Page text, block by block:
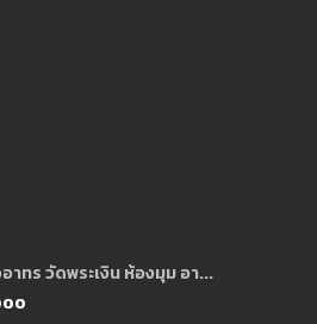
าทร วัดพระเงิน ห้องมุม อา...